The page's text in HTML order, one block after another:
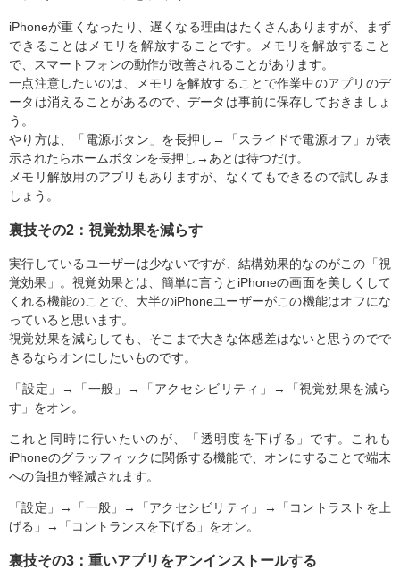
iPhoneが重くなったり、遅くなる理由はたくさんありますが、まず
できることはメモリを解放することです。メモリを解放すること
で、スマートフォンの動作が改善されることがあります。
一点注意したいのは、メモリを解放することで作業中のアプリのデ
ータは消えることがあるので、データは事前に保存しておきましょ
う。
やり方は、「電源ボタン」を長押し→「スライドで電源オフ」が表
示されたらホームボタンを長押し→あとは待つだけ。
メモリ解放用のアプリもありますが、なくてもできるので試しみま
しょう。
裏技その2：視覚効果を減らす
実行しているユーザーは少ないですが、結構効果的なのがこの「視
覚効果」。視覚効果とは、簡単に言うとiPhoneの画面を美しくして
くれる機能のことで、大半のiPhoneユーザーがこの機能はオフにな
っていると思います。
視覚効果を減らしても、そこまで大きな体感差はないと思うのでで
きるならオンにしたいものです。
「設定」→「一般」→「アクセシビリティ」→「視覚効果を減ら
す」をオン。
これと同時に行いたいのが、「透明度を下げる」です。これも
iPhoneのグラッフィックに関係する機能で、オンにすることで端末
への負担が軽減されます。
「設定」→「一般」→「アクセシビリティ」→「コントラストを上
げる」→「コントランスを下げる」をオン。
裏技その3：重いアプリをアンインストールする